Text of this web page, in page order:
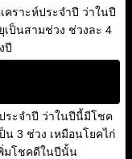
คราะห์ประจำปี ว่าในปี
เป็นสามช่วง ช่วงละ 4
ปี
ระจำปี ว่าในปีนี้มีโชค
น 3 ช่วง เหมือนโยคไก่
มโชคดีในปีนั้น